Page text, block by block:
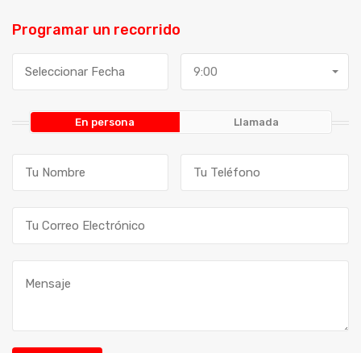
Programar un recorrido
9:00
En persona Llamada